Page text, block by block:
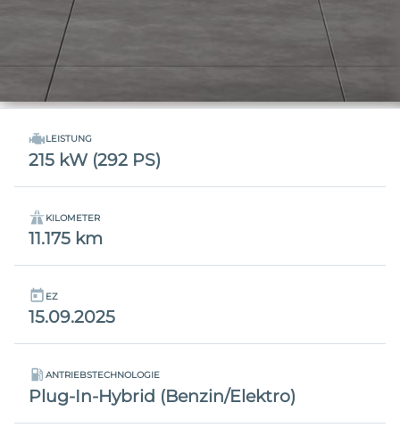
LEISTUNG
215 kW (292 PS)
KILOMETER
11.175 km
EZ
15.09.2025
ANTRIEBSTECHNOLOGIE
Plug-In-Hybrid (Benzin/Elektro)